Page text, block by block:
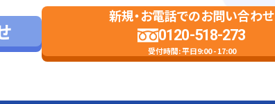
新規・お電話でのお問い合わせ
0120-518-273
受付時間: 平日9:00 - 17:00